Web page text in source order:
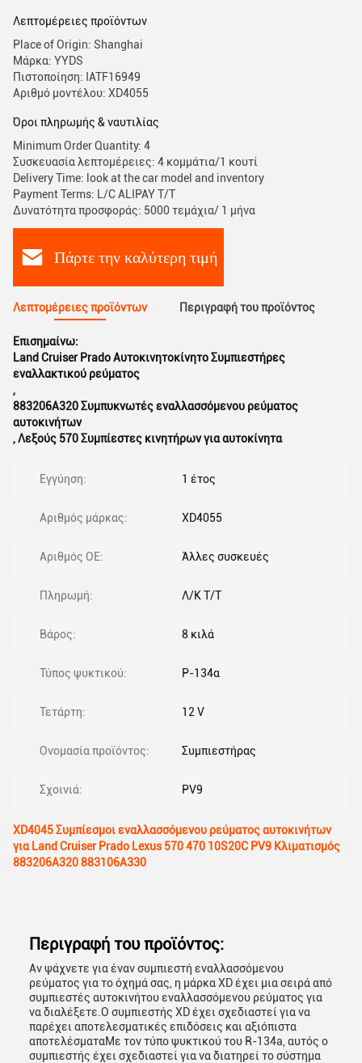
Λεπτομέρειες προϊόντων
Place of Origin: Shanghai
Μάρκα: YYDS
Πιστοποίηση: IATF16949
Αριθμό μοντέλου: XD4055
Όροι πληρωμής & ναυτιλίας
Minimum Order Quantity: 4
Συσκευασία λεπτομέρειες: 4 κομμάτια/1 κουτί
Delivery Time: look at the car model and inventory
Payment Terms: L/C ALIPAY T/T
Δυνατότητα προσφοράς: 5000 τεμάχια/ 1 μήνα
Πάρτε την καλύτερη τιμή
Λεπτομέρειες προϊόντων Περιγραφή του προϊόντος
Επισημαίνω:
Land Cruiser Prado Αυτοκινητοκίνητο Συμπιεστήρες
εναλλακτικού ρεύματος
,
883206Α320 Συμπυκνωτές εναλλασσόμενου ρεύματος
αυτοκινήτων
,Λεξούς 570 Συμπίεστες κινητήρων για αυτοκίνητα
Εγγύηση: 1 έτος
Αριθμός μάρκας: XD4055
Αριθμός ΟΕ: Άλλες συσκευές
Πληρωμή: Λ/Κ Τ/Τ
Βάρος: 8 κιλά
Τύπος ψυκτικού: Ρ-134α
Τετάρτη: 12 V
Ονομασία προϊόντος: Συμπιεστήρας
Σχοινιά: PV9
XD4045 Συμπίεσμοι εναλλασσόμενου ρεύματος αυτοκινήτων
για Land Cruiser Prado Lexus 570 470 10S20C PV9 Κλιματισμός
883206A320 883106A330
Περιγραφή του προϊόντος:
Αν ψάχνετε για έναν συμπιεστή εναλλασσόμενου
ρεύματος για το όχημά σας, η μάρκα XD έχει μια σειρά από
συμπιεστές αυτοκινήτου εναλλασσόμενου ρεύματος για
να διαλέξετε.Ο συμπιεστής XD έχει σχεδιαστεί για να
παρέχει αποτελεσματικές επιδόσεις και αξιόπιστα
αποτελέσματαΜε τον τύπο ψυκτικού του R-134a, αυτός ο
συμπιεστής έχει σχεδιαστεί για να διατηρεί το σύστημα